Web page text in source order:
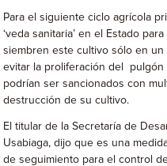
Para el siguiente ciclo agrícola
‘veda sanitaria’ en el Estado
siembren este cultivo sólo en
evitar la proliferación del
podrían ser sancionados con
destrucción de su cultivo.
El titular de la Secretaría de
Usabiaga, dijo que es una
de seguimiento para el control